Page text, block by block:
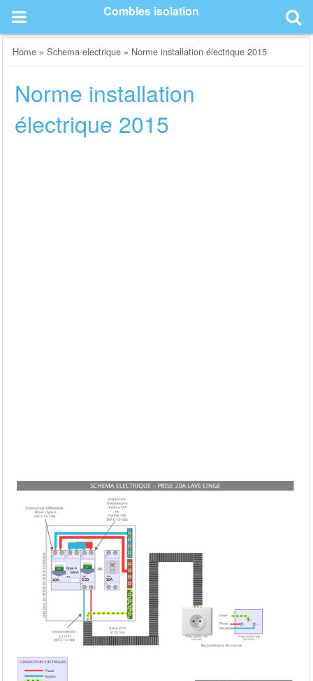
content
Combles isolation
Home »Schema electrique » Norme installation électrique 2015
Norme installation
électrique 2015